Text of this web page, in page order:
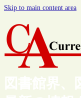
Skip to main content area
図書館界、